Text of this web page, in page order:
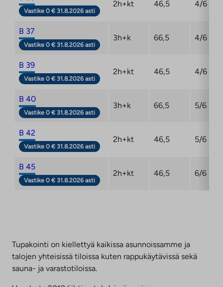
Vastike 0 € 31.8.2026 asti
2h+kt 46,5 4/6
B 37
Vastike 0 € 31.8.2026 asti
3h+k 66,5 4/6
B 39
Vastike 0 € 31.8.2026 asti
2h+kt 46,5 4/6
B 40
Vastike 0 € 31.8.2026 asti
3h+k 66,5 5/6
B 42
Vastike 0 € 31.8.2026 asti
2h+kt 46,5 5/6
B 45
Vastike 0 € 31.8.2026 asti
2h+kt 46,5 6/6
Tupakointi on kiellettyä kaikissa asunnoissamme ja
talojen yhteisissä tiloissa kuten rappukäytävissä sekä
sauna- ja varastotiloissa.